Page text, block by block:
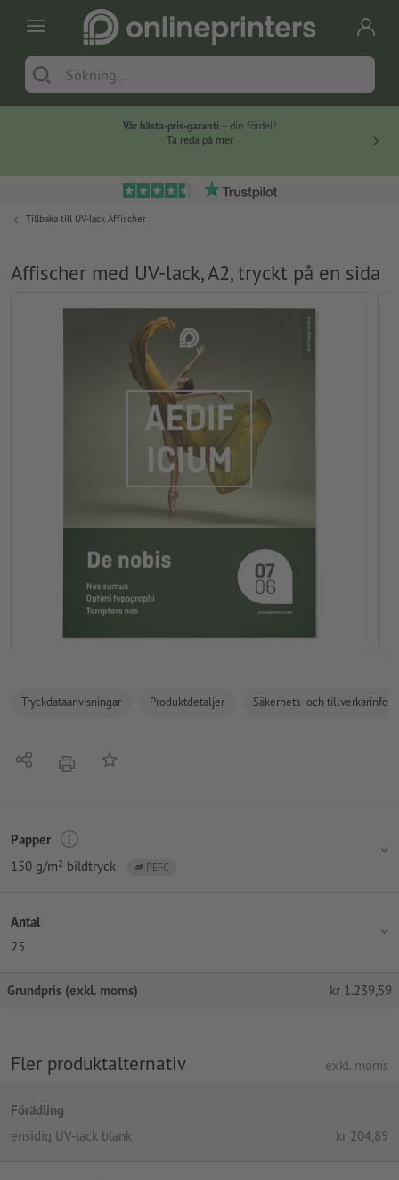
Vår bästa-pris-garanti – din fördel!
Ta reda på mer
Tillbaka till UV-lack Affischer
Affischer med UV-lack, A2, tryckt på en sida
Tryckdataanvisningar Produktdetaljer Säkerhets- och
Dela erbjudandePå anteckningslistan
Papper
150 g/m² bildtryck
PEFC
Antal
25
Grundpris (exkl. moms) kr 1.239,59
Fler produktalternativ exkl. moms
Förädling
ensidig UV-lack blank
kr 204,89